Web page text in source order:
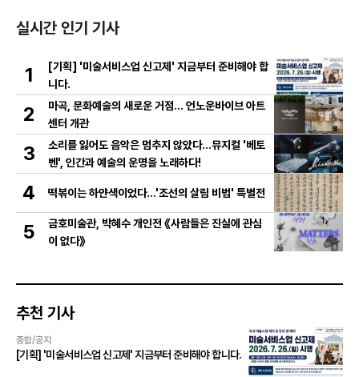
실시간 인기 기사
1
[기획] '미술서비스업 신고제' 지금부터 준비해야 합
니다.
2
마곡, 문화예술의 새로운 거점… 언노운바이브 아트
센터 개관
3
소리를 잃어도 음악은 멈추지 않았다…뮤지컬 '베토
벤', 인간과 예술의 운명을 노래하다!
4 떡볶이는 하얀색이었다...'조선의 살림 비법' 특별전
5
금호미술관, 박혜수 개인전 《사람들은 진실에 관심
이 없다》
추천 기사
종합/공지
[기획] '미술서비스업 신고제' 지금부터 준비해야 합니다.